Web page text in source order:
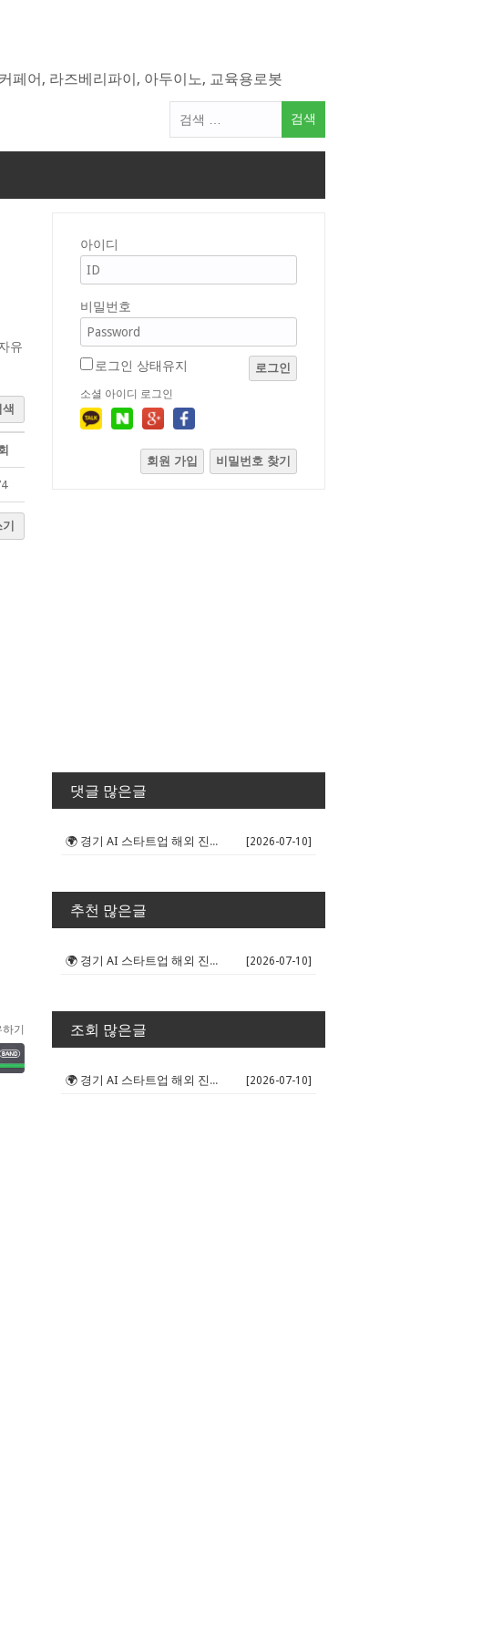
페어, 라즈베리파이, 아두이노, 교육용로봇
색
유
기
아이디
비밀번호
로그인 상태유지 로그인
소셜 아이디 로그인
회원 가입 비밀번호 찾기
댓글 많은글
🌍 경기 AI 스타트업 해외 진출 판... [2026-07-10]
추천 많은글
🌍 경기 AI 스타트업 해외 진출 판... [2026-07-10]
조회 많은글
🌍 경기 AI 스타트업 해외 진출 판... [2026-07-10]